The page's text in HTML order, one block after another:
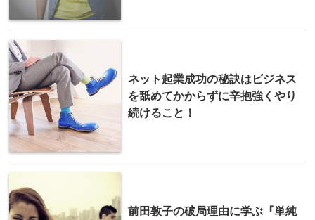
ネット起業成功の秘訣はビジネス
を舐めてかからずに辛抱強くやり
続けること！
前田敦子の破局理由に学ぶ『単純